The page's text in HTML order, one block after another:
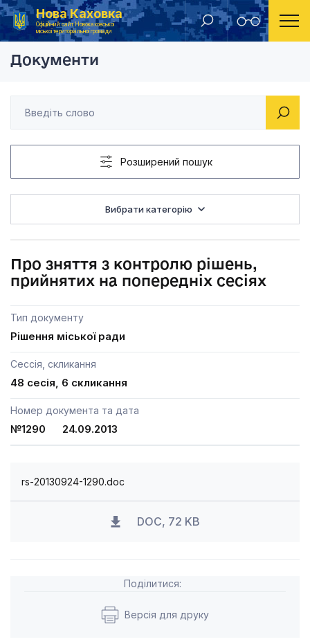
Нова Каховка
Офіційний сайт Новокаховської
міської територіальної громади
Головна Рішення Новокаховської міської ради 2013 рік Про зняття з
Документи
Розширений пошук
Вибрати категорію
Про зняття з контролю рішень,
прийнятих на попередніх сесіях
Тип документу
Рішення міської ради
Сессія, скликання
48 сесія, 6 скликання
Номер документа та дата
№1290 24.09.2013
rs-20130924-1290.doc
DOC, 72 KB
Поділитися:
Версія для друку